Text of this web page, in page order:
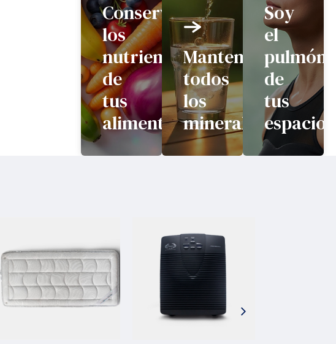
Conservo
los
nutrientes
de
tus
alimentos
Mantengo
todos
los
minerales
Soy
el
pulmón
de
tus
espacios